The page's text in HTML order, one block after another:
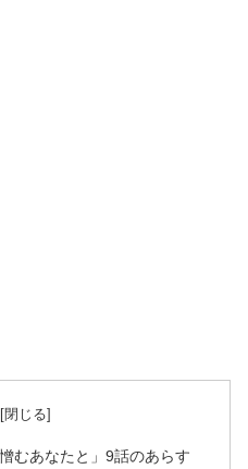
むあなたと」9話のあらす